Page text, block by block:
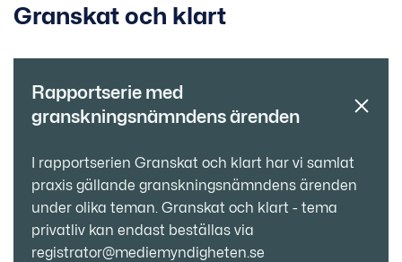
Granskat och klart
Rapportserie med
granskningsnämndens ärenden
I rapportserien Granskat och klart har vi samlat
praxis gällande granskningsnämndens ärenden
under olika teman. Granskat och klart - tema
privatliv kan endast beställas via
registrator@mediemyndigheten.se